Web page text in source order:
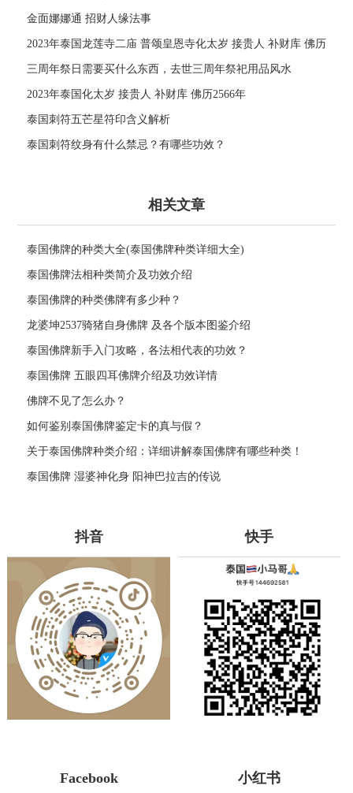
金面娜娜通 招财人缘法事
2023年泰国龙莲寺二庙 普颂皇恩寺化太岁 接贵人 补财库 佛历
2566年
三周年祭日需要买什么东西，去世三周年祭祀用品风水
2023年泰国化太岁 接贵人 补财库 佛历2566年
泰国刺符五芒星符印含义解析
泰国刺符纹身有什么禁忌？有哪些功效？
相关文章
泰国佛牌的种类大全(泰国佛牌种类详细大全)
泰国佛牌法相种类简介及功效介绍
泰国佛牌的种类佛牌有多少种？
龙婆坤2537骑猪自身佛牌 及各个版本图鉴介绍
泰国佛牌新手入门攻略，各法相代表的功效？
泰国佛牌 五眼四耳佛牌介绍及功效详情
佛牌不见了怎么办？
如何鉴别泰国佛牌鉴定卡的真与假？
关于泰国佛牌种类介绍：详细讲解泰国佛牌有哪些种类！
泰国佛牌 湿婆神化身 阳神巴拉吉的传说
抖音 快手
Facebook 小红书